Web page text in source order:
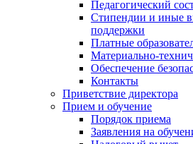
Педагогический
Стипендии и иные
поддержки
Платные
Материально-
Обеспечение
Контакты
Приветствие директора
Прием и обучение
Порядок приема
Заявления на